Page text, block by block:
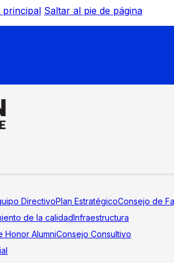
principal Saltar al pie de página
DirectivoPlan EstratégicoConsejo de
de la calidadInfraestructura
Honor AlumniConsejo Consultivo